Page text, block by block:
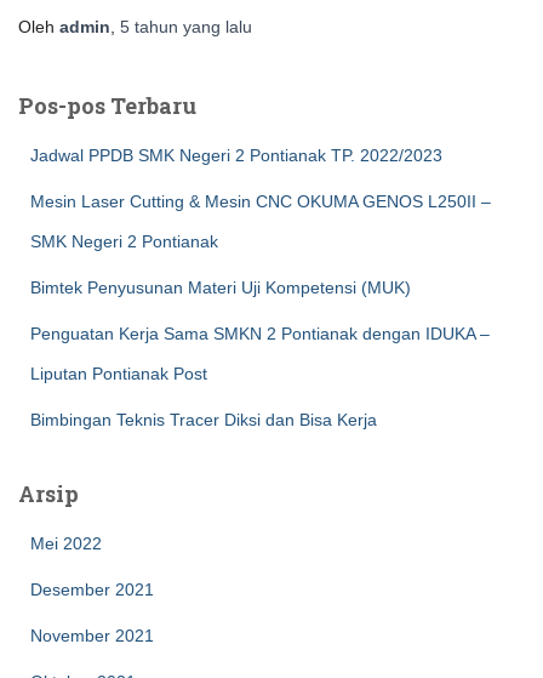
Oleh admin, 5 tahun yang lalu
Pos-pos Terbaru
Jadwal PPDB SMK Negeri 2 Pontianak TP. 2022/2023
Mesin Laser Cutting & Mesin CNC OKUMA GENOS L250II –
SMK Negeri 2 Pontianak
Bimtek Penyusunan Materi Uji Kompetensi (MUK)
Penguatan Kerja Sama SMKN 2 Pontianak dengan IDUKA –
Liputan Pontianak Post
Bimbingan Teknis Tracer Diksi dan Bisa Kerja
Arsip
Mei 2022
Desember 2021
November 2021